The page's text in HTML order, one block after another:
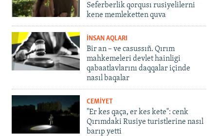
Seferberlik qorqusı rusiyelilerni
kene memleketten quva
İNSAN AQLARI
Bir an – ve casussıñ. Qırım
mahkemeleri devlet hainligi
qabaatlavlarını daqqalar içinde
nasıl baqalar
CEMİYET
"Er kes qaça, er kes kete": cenk
Qırımdaki Rusiye turistlerine nasıl
barıp yetti